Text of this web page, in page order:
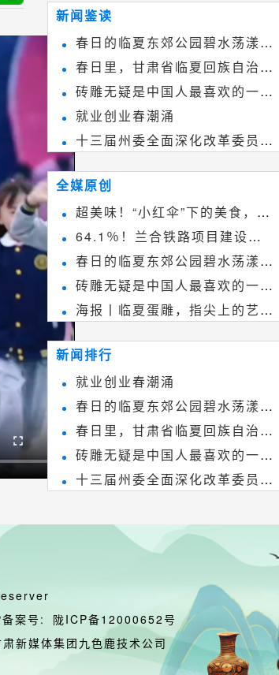
新闻鉴读
春日的临夏东郊公园碧水荡漾、
春花烂漫
春日里，甘肃省临夏回族自治州
境内的刘家峡大桥，壮观美丽!
砖雕无疑是中国人最喜欢的一种
雕刻艺术，它不仅是民间实用美术
和建筑装饰艺术的有机结合，更成
为中国建筑史上彰品东方美不可磨
就业创业春潮涌
十三届州委全面深化改革委员会
第八次会议召开
全媒原创
超美味！“小红伞”下的美食，绝
不能错过~
64.1％！兰合铁路项目建设加
速推进
春日的临夏东郊公园碧水荡漾、
春花烂漫
砖雕无疑是中国人最喜欢的一种
雕刻艺术，它不仅是民间实用美术
和建筑装饰艺术的有机结合，更成
为中国建筑史上彰品东方美不可磨
灭的一笔。一方青砖里不仅藏着广
海报丨临夏蛋雕，指尖上的艺术
~
新闻排行
就业创业春潮涌
春日的临夏东郊公园碧水荡漾、
春花烂漫
春日里，甘肃省临夏回族自治州
境内的刘家峡大桥，壮观美丽!
砖雕无疑是中国人最喜欢的一种
雕刻艺术，它不仅是民间实用美术
为中国建筑史上彰品东方美不可磨
灭的一笔。一方青砖里不仅藏着广
阔乾坤，还留存着中国千年古韵。
十三届州委全面深化改革委员会
案号:
陇ICP备12000652号
新媒体集团九色鹿技术公司